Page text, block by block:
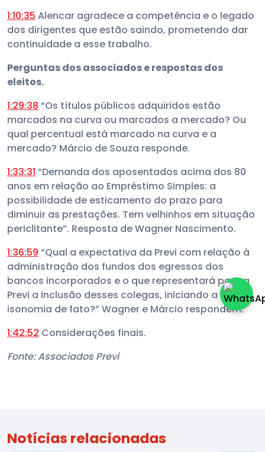
1:10:35 Alencar agradece a competência e o legado
dos dirigentes que estão saindo, prometendo dar
continuidade a esse trabalho.
Perguntas dos associados e respostas dos
eleitos.
1:29:38 “Os títulos públicos adquiridos estão
marcados na curva ou marcados a mercado? Ou
qual percentual está marcado na curva e a
mercado? Márcio de Souza responde.
1:33:31 “Demanda dos aposentados acima dos 80
anos em relação ao Empréstimo Simples: a
possibilidade de esticamento do prazo para
diminuir as prestações. Tem velhinhos em situação
periclitante”. Resposta de Wagner Nascimento.
1:36:59 “Qual a expectativa da Previ com relação à
administração dos fundos dos egressos dos
bancos incorporados e o que representará para a
Previ a inclusão desses colegas, iniciando a
isonomia de fato?” Wagner e Márcio respondem.
1:42:52 Considerações finais.
Fonte: Associados Previ
Notícias relacionadas